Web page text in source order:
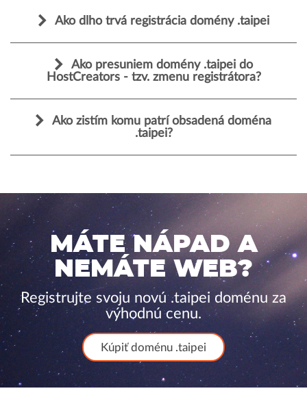
Ako dlho trvá registrácia domény .taipei
Ako presuniem domény .taipei do
HostCreators - tzv. zmenu registrátora?
Ako zistím komu patrí obsadená doména
.taipei?
MÁTE NÁPAD A
NEMÁTE WEB?
Registrujte svoju novú .taipei doménu za
výhodnú cenu.
Kúpiť doménu .taipei